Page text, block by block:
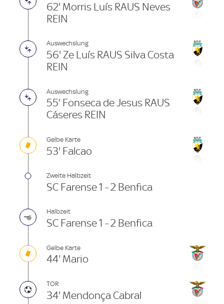
62' Morris Luís RAUS Neves
REIN
Auswechslung
56' Ze Luís RAUS Silva Costa
REIN
Auswechslung
55' Fonseca de Jesus RAUS
Cáseres REIN
Gelbe Karte
53' Falcao
Zweite Halbzeit
SC Farense 1 - 2 Benfica
Halbzeit
SC Farense 1 - 2 Benfica
Gelbe Karte
44' Mario
TOR
34' Mendonça Cabral